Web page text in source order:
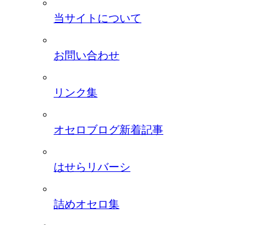
当サイトについて
お問い合わせ
リンク集
オセロブログ新着記事
はせらリバーシ
詰めオセロ集